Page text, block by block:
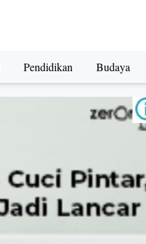
Pendidikan Budaya